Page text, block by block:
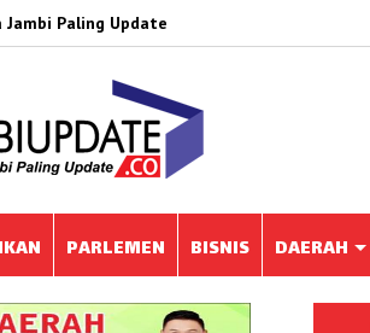
Jambi Paling Update
PARLEMEN BISNIS DAERAH